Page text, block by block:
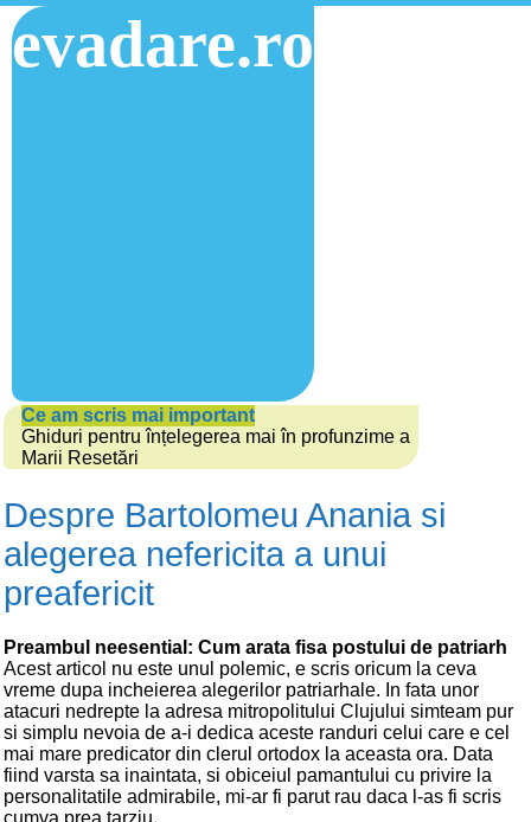
evadare.ro
Ce am scris mai important
Ghiduri pentru înțelegerea mai în profunzime a
Marii Resetări
Despre Bartolomeu Anania si
alegerea nefericita a unui
preafericit
Preambul neesential: Cum arata fisa postului de patriarh
Acest articol nu este unul polemic, e scris oricum la ceva
vreme dupa incheierea alegerilor patriarhale. In fata unor
atacuri nedrepte la adresa mitropolitului Clujului simteam pur
si simplu nevoia de a-i dedica aceste randuri celui care e cel
mai mare predicator din clerul ortodox la aceasta ora. Data
fiind varsta sa inaintata, si obiceiul pamantului cu privire la
personalitatile admirabile, mi-ar fi parut rau daca l-as fi scris
cumva prea tarziu.